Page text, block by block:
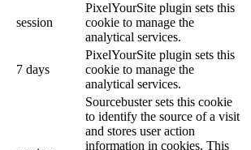
session
PixelYourSite plugin sets this
cookie to manage the
analytical services.
7 days
PixelYourSite plugin sets this
cookie to manage the
analytical services.
Sourcebuster sets this cookie
to identify the source of a visit
and stores user action
information in cookies. This